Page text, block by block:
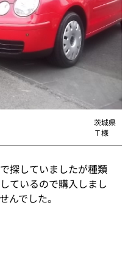
茨城県
Ｔ様
探していましたが種類
ているので購入しまし
んでした。